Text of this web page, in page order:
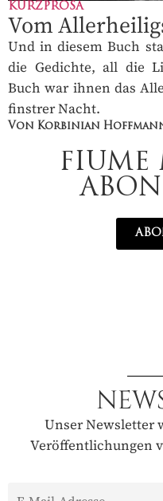
KURZPROSA
Vom
Und in diesem Buch
die Gedichte, all die
Buch war ihnen das
finstrer Nacht.
Von Korbinian
FIUME
Unser Newsletter
Veröffentlichungen